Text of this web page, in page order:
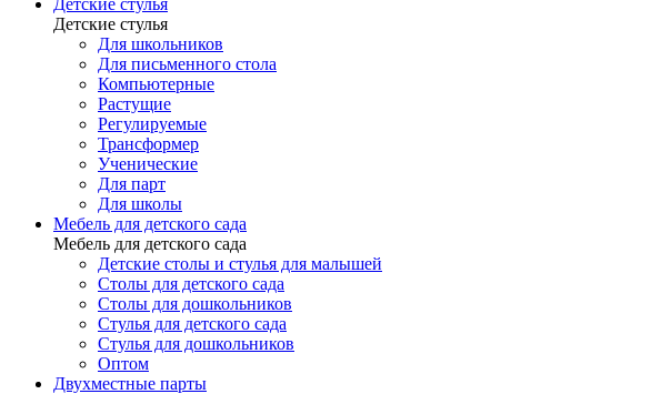
Детские стулья
Детские стулья
Для школьников
Для письменного стола
Компьютерные
Растущие
Регулируемые
Трансформер
Ученические
Для парт
Для школы
Мебель для детского сада
Мебель для детского сада
Детские столы и стулья для малышей
Столы для детского сада
Столы для дошкольников
Стулья для детского сада
Стулья для дошкольников
Оптом
Двухместные парты